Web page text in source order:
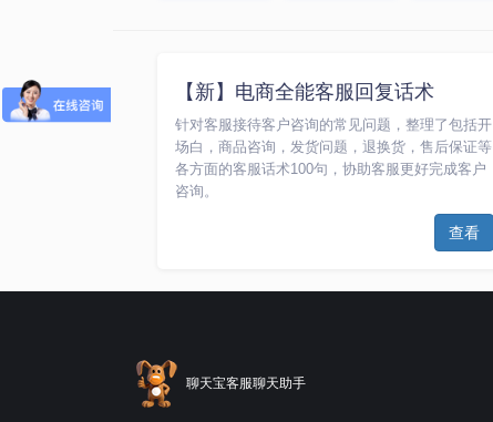
【新】电商全能客服回复话术
针对客服接待客户咨询的常见问题，整理了包括开
场白，商品咨询，发货问题，退换货，售后保证等
各方面的客服话术100句，协助客服更好完成客户
咨询。
查看
聊天宝客服聊天助手